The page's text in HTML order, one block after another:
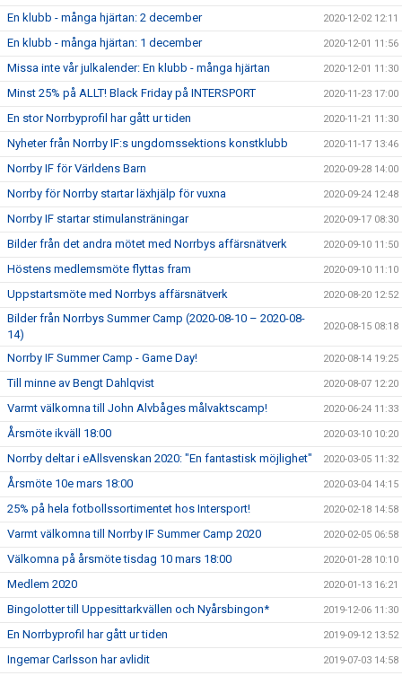
En klubb - många hjärtan: 2 december 2020-12-02 12:11
En klubb - många hjärtan: 1 december 2020-12-01 11:56
Missa inte vår julkalender: En klubb - många hjärtan 2020-12-01 11:30
Minst 25% på ALLT! Black Friday på INTERSPORT 2020-11-23 17:00
En stor Norrbyprofil har gått ur tiden 2020-11-21 11:30
Nyheter från Norrby IF:s ungdomssektions konstklubb 2020-11-17 13:46
Norrby IF för Världens Barn 2020-09-28 14:00
Norrby för Norrby startar läxhjälp för vuxna 2020-09-24 12:48
Norrby IF startar stimulansträningar 2020-09-17 08:30
Bilder från det andra mötet med Norrbys affärsnätverk 2020-09-10 11:50
Höstens medlemsmöte flyttas fram 2020-09-10 11:10
Uppstartsmöte med Norrbys affärsnätverk 2020-08-20 12:52
Bilder från Norrbys Summer Camp (2020-08-10 – 2020-08-
14)
2020-08-15 08:18
Norrby IF Summer Camp - Game Day! 2020-08-14 19:25
Till minne av Bengt Dahlqvist 2020-08-07 12:20
Varmt välkomna till John Alvbåges målvaktscamp! 2020-06-24 11:33
Årsmöte ikväll 18:00 2020-03-10 10:20
Norrby deltar i eAllsvenskan 2020: "En fantastisk möjlighet" 2020-03-05 11:32
Årsmöte 10e mars 18:00 2020-03-04 14:15
25% på hela fotbollssortimentet hos Intersport! 2020-02-18 14:58
Varmt välkomna till Norrby IF Summer Camp 2020 2020-02-05 06:58
Välkomna på årsmöte tisdag 10 mars 18:00 2020-01-28 10:10
Medlem 2020 2020-01-13 16:21
Bingolotter till Uppesittarkvällen och Nyårsbingon* 2019-12-06 11:30
En Norrbyprofil har gått ur tiden 2019-09-12 13:52
Ingemar Carlsson har avlidit 2019-07-03 14:58